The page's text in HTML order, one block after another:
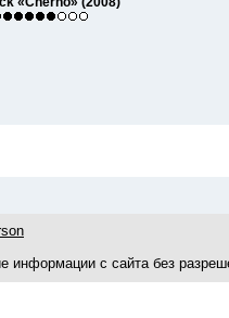
информации с сайта без